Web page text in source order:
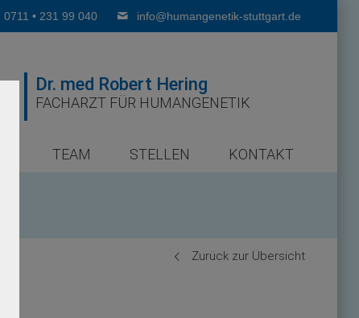
0711 • 231 99 040 info@humangenetik-stuttgart.de
Dr. med Robert Hering
FACHARZT FÜR HUMANGENETIK
TEAM STELLEN KONTAKT
Zurück zur Übersicht